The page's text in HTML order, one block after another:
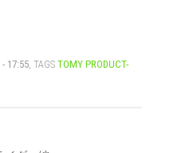
17:55, TAGS TOMY PRODUCT-